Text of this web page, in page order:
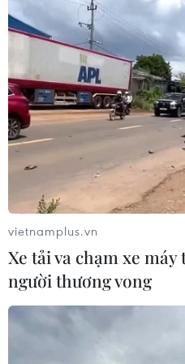
Xem
CƠ QUAN CHỦ QUẢN: THÔNG TẤN XÃ
Tổng Biên tập: TRẦN TIẾN
Phó Tổng Biên tập:
THỦY
Sở hữu trí tuệ
RSS
vietnamplus.vn
Xe tải va chạm xe
người thương vong